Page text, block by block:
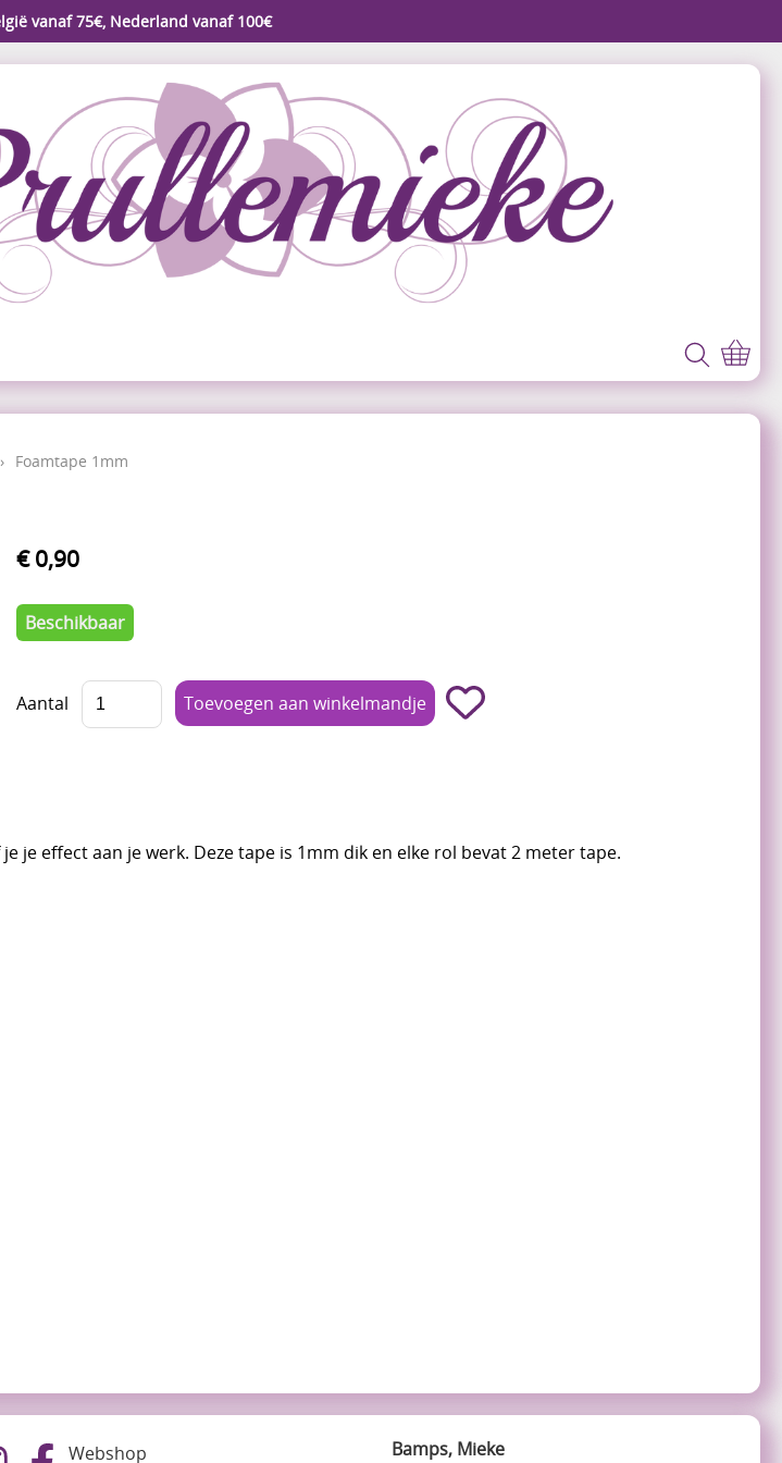
vanaf 75€, Nederland vanaf 100€
› Foamtape 1mm
€ 0,90
Beschikbaar
Aantal
je effect aan je werk. Deze tape is 1mm dik en elke rol bevat 2 meter tape.
Webshop
Bamps, Mieke